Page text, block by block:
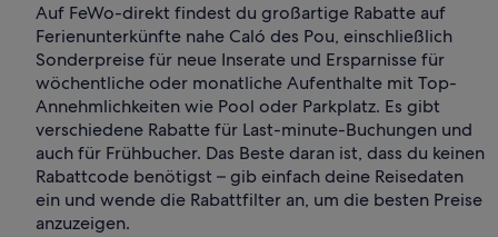
Auf FeWo-direkt findest du großartige Rabatte auf
Ferienunterkünfte nahe Caló des Pou, einschließlich
Sonderpreise für neue Inserate und Ersparnisse für
wöchentliche oder monatliche Aufenthalte mit Top-
Annehmlichkeiten wie Pool oder Parkplatz. Es gibt
verschiedene Rabatte für Last-minute-Buchungen und
auch für Frühbucher. Das Beste daran ist, dass du keinen
Rabattcode benötigst – gib einfach deine Reisedaten
ein und wende die Rabattfilter an, um die besten Preise
anzuzeigen.